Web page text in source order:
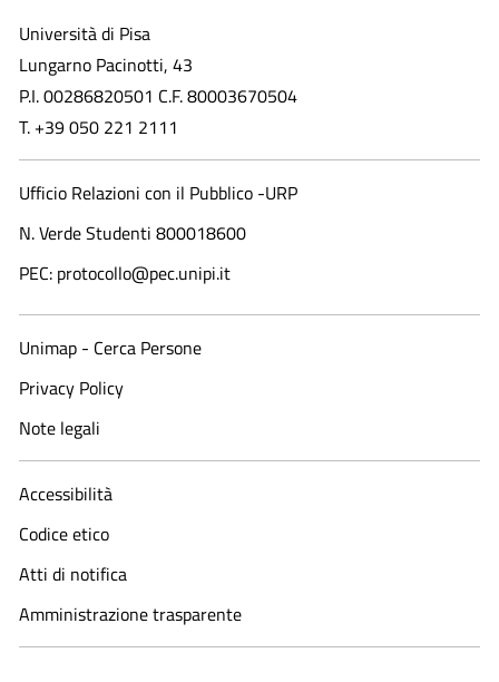
Università di Pisa
Lungarno Pacinotti, 43
P.I. 00286820501 C.F. 80003670504
T. +39 050 221 2111
Ufficio Relazioni con il Pubblico -URP
N. Verde Studenti 800018600​
PEC: protocollo@pec.unipi.it
Unimap - Cerca Persone
Privacy Policy
Note legali
Accessibilità
Codice etico
Atti di notifica
Amministrazione trasparente